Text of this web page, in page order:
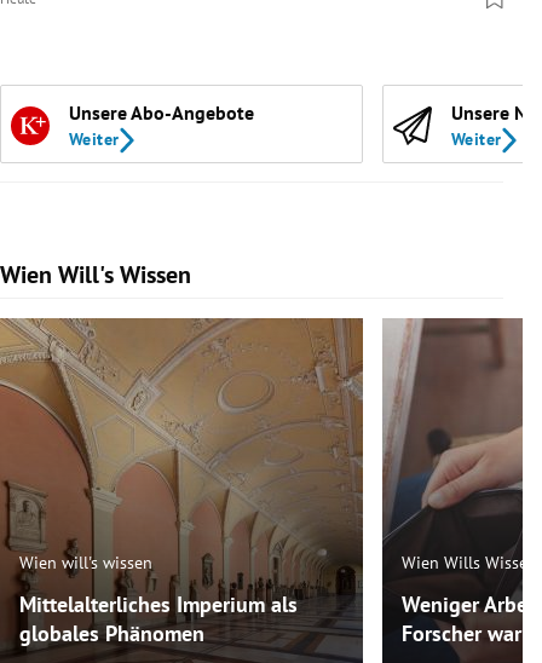
Unsere Abo-Angebote
Weiter
Unsere
Weiter
Wien Will's Wissen
Slide 1 von 139
Wien will's wissen
Mittelalterliches Imperium als
globales Phänomen
Wien Wills Wissen
Weniger
Forscher